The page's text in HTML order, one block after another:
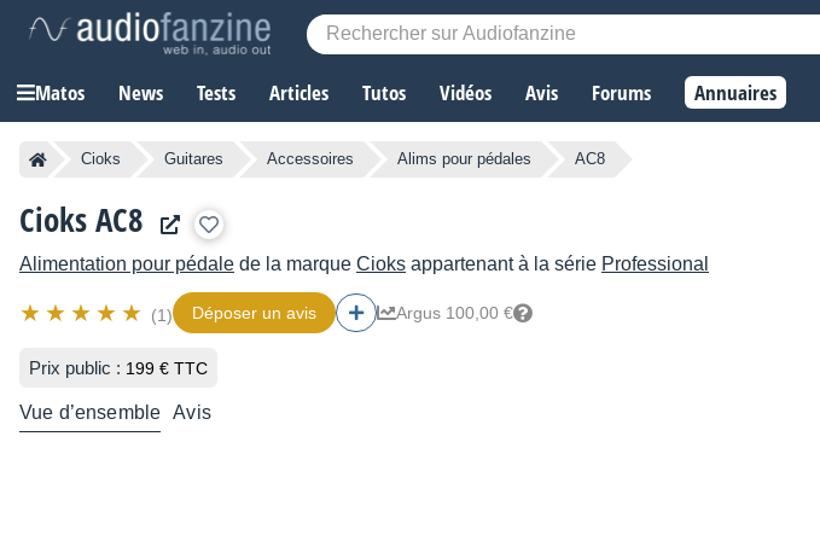
Matos News Tests Articles Tutos Vidéos Avis Forums Annuaires
Cioks Guitares Accessoires Alims pour pédales AC8
Cioks AC8
Alimentation pour pédale de la marque Cioks appartenant à la série Professional
(1) Déposer un avis Argus 100,00 €
Prix public : 199 € TTC
Vue d’ensemble Avis